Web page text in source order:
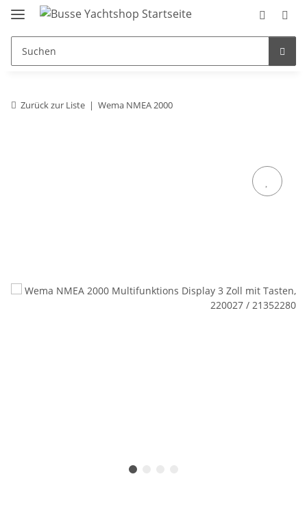
Zurück zur Liste Wema NMEA 2000